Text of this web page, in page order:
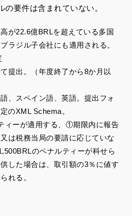
の要件は含まれていない。
が22.6億BRLを超えている多国
ラジル子会社にも適用される。
提出。（年度終了から8か月以
、スペイン語、英語。提出フォ
のXML Schema。
ィーが適用する、①期限内に報告
は税務当局の要請に応じていな
のペナルティーが科せら
した場合は、取引額の3％に値す
れる。